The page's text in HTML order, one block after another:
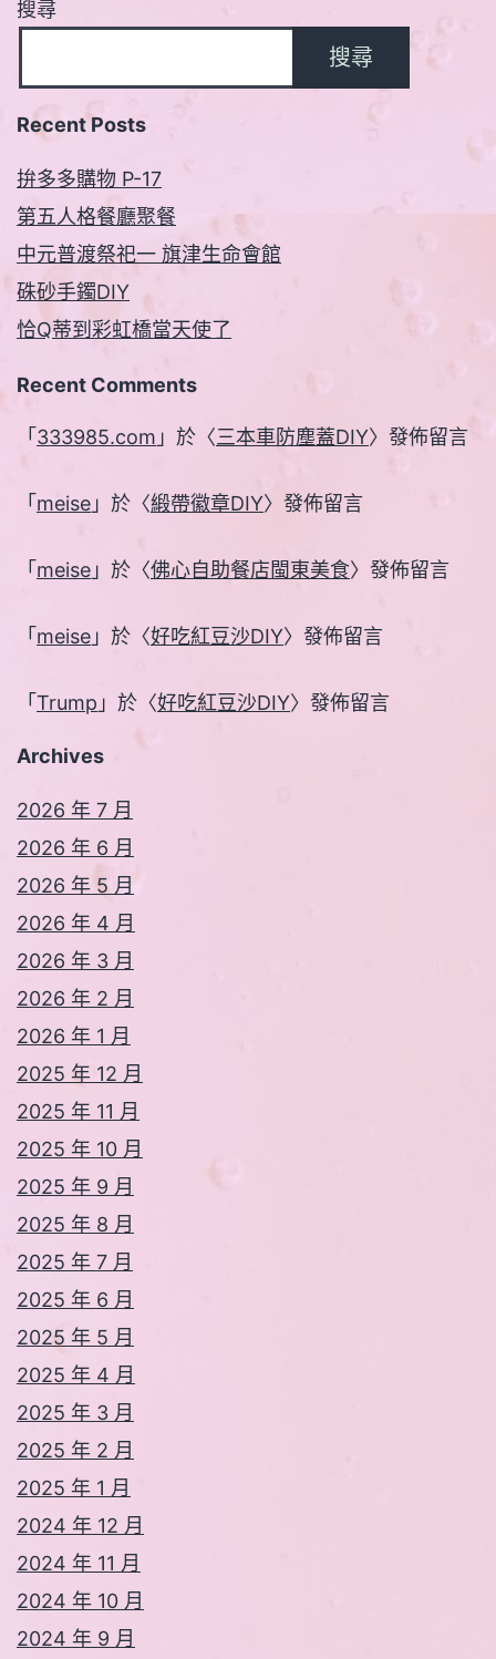
搜尋
搜尋
Recent Posts
拚多多購物 P-17
第五人格餐廳聚餐
中元普渡祭祀一 旗津生命會館
硃砂手鐲DIY
恰Q蒂到彩虹橋當天使了
Recent Comments
「 333985.com 」於〈三本車防塵蓋DIY〉發佈留言
「 meise 」於〈緞帶徽章DIY〉發佈留言
「 meise 」於〈佛心自助餐店閩東美食〉發佈留言
「 meise 」於〈好吃紅豆沙DIY〉發佈留言
「 Trump 」於〈好吃紅豆沙DIY〉發佈留言
Archives
2026 年 7 月
2026 年 6 月
2026 年 5 月
2026 年 4 月
2026 年 3 月
2026 年 2 月
2026 年 1 月
2025 年 12 月
2025 年 11 月
2025 年 10 月
2025 年 9 月
2025 年 8 月
2025 年 7 月
2025 年 6 月
2025 年 5 月
2025 年 4 月
2025 年 3 月
2025 年 2 月
2025 年 1 月
2024 年 12 月
2024 年 11 月
2024 年 10 月
2024 年 9 月